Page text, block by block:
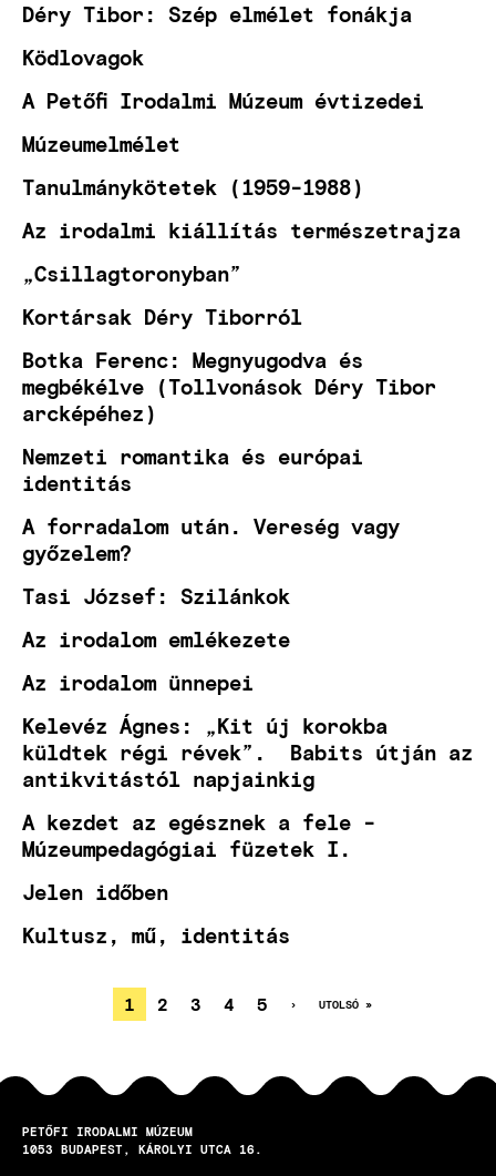
Déry Tibor: Szép elmélet fonákja
Ködlovagok
A Petőfi Irodalmi Múzeum évtizedei
Múzeumelmélet
Tanulmánykötetek (1959-1988)
Az irodalmi kiállítás természetrajza
„Csillagtoronyban”
Kortársak Déry Tiborról
Botka Ferenc: Megnyugodva és
megbékélve (Tollvonások Déry Tibor
arcképéhez)
Nemzeti romantika és európai
identitás
A forradalom után. Vereség vagy
győzelem?
Tasi József: Szilánkok
Az irodalom emlékezete
Az irodalom ünnepei
Kelevéz Ágnes: „Kit új korokba
küldtek régi révek”. Babits útján az
antikvitástól napjainkig
A kezdet az egésznek a fele -
Múzeumpedagógiai füzetek I.
Jelen időben
Kultusz, mű, identitás
OLDALSZÁMOZÁS
JELENLEGI
OLDAL
1 OLDAL
2 OLDAL
3 OLDAL
4 OLDAL
5
KÖVETKEZŐ
›
UTOLSÓ
UTOLSÓ »
PETŐFI IRODALMI MÚZEUM
1053
BUDAPEST KÁROLYI UTCA 16.